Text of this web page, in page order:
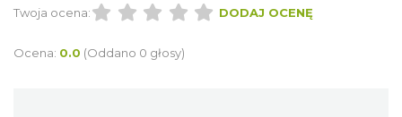
Twoja ocena: DODAJ OCENĘ
Ocena: 0.0 (Oddano 0 głosy)